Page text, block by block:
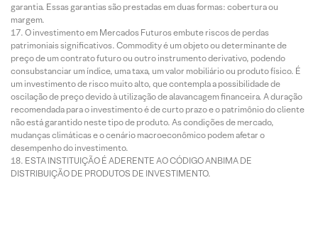
garantia. Essas garantias são prestadas em duas formas: cobertura ou
margem.
O investimento em Mercados Futuros embute riscos de perdas
patrimoniais significativos. Commodity é um objeto ou determinante de
preço de um contrato futuro ou outro instrumento derivativo, podendo
consubstanciar um índice, uma taxa, um valor mobiliário ou produto físico. É
um investimento de risco muito alto, que contempla a possibilidade de
oscilação de preço devido à utilização de alavancagem financeira. A duração
recomendada para o investimento é de curto prazo e o patrimônio do cliente
não está garantido neste tipo de produto. As condições de mercado,
mudanças climáticas e o cenário macroeconômico podem afetar o
desempenho do investimento.
ESTA INSTITUIÇÃO É ADERENTE AO CÓDIGO ANBIMA DE
DISTRIBUIÇÃO DE PRODUTOS DE INVESTIMENTO.